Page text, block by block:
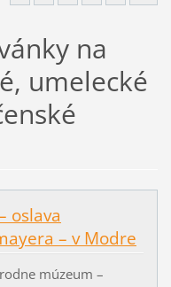
na
umelecké
oslava
– v Modre
múzeum –